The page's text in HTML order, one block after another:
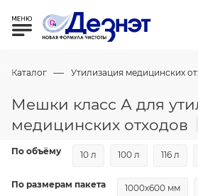
Каталог — Утилизация медицинских
Мешки класс А для
медицинских отходов
По объёму 10 л 100 л 116 л
По размерам пакета 1000х600 мм